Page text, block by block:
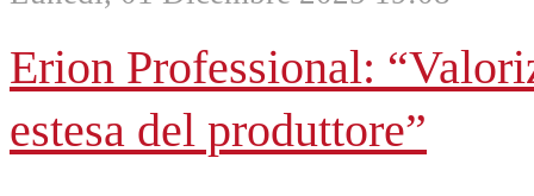
Erion Professional:
estesa del produttore”